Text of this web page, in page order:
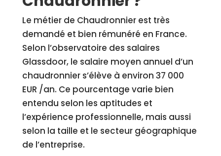
Le métier de Chaudronnier est très
demandé et bien rémunéré en France.
Selon l’observatoire des salaires
Glassdoor, le salaire moyen annuel d’un
chaudronnier s’élève à environ 37 000
EUR /an. Ce pourcentage varie bien
entendu selon les aptitudes et
l’expérience professionnelle, mais aussi
selon la taille et le secteur géographique
de l’entreprise.